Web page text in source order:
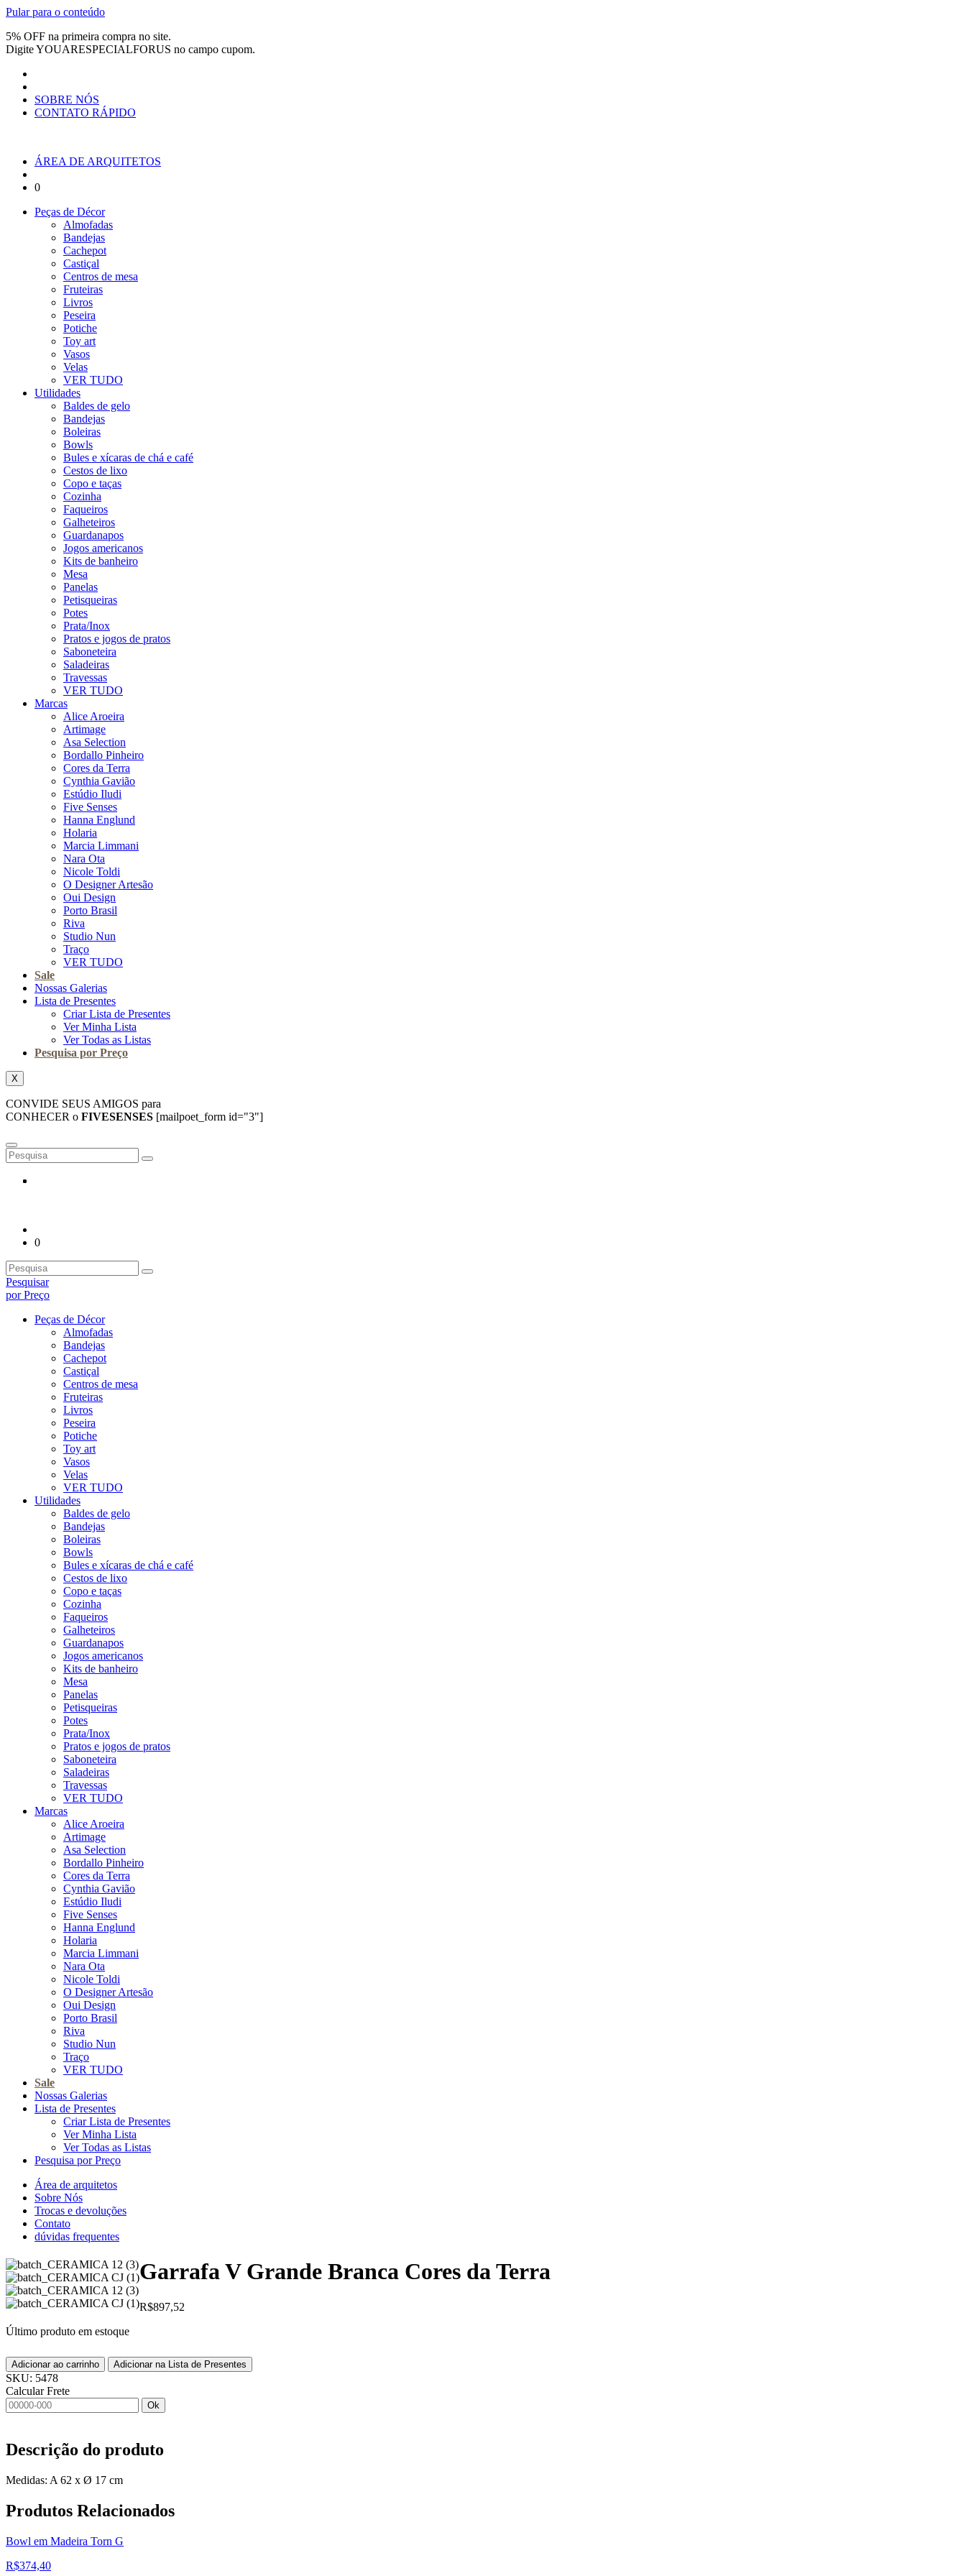
Pular para o conteúdo
5% OFF na primeira compra no site.
DigiteYOUARESPECIALFORUS no campo cupom.
SOBRE NÓS
CONTATO RÁPIDO
ÁREA DE ARQUITETOS
0
Peças de Décor
Almofadas
Bandejas
Cachepot
Castiçal
Centros de mesa
Fruteiras
Livros
Peseira
Potiche
Toy art
Vasos
Velas
VER TUDO
Utilidades
Baldes de gelo
Bandejas
Boleiras
Bowls
Bules e xícaras de chá e café
Cestos de lixo
Copo e taças
Cozinha
Faqueiros
Galheteiros
Guardanapos
Jogos americanos
Kits de banheiro
Mesa
Panelas
Petisqueiras
Potes
Prata/Inox
Pratos e jogos de pratos
Saboneteira
Saladeiras
Travessas
VER TUDO
Marcas
Alice Aroeira
Artimage
Asa Selection
Bordallo Pinheiro
Cores da Terra
Cynthia Gavião
Estúdio Iludi
Five Senses
Hanna Englund
Holaria
Marcia Limmani
Nara Ota
Nicole Toldi
O Designer Artesão
Oui Design
Porto Brasil
Riva
Studio Nun
Traço
VER TUDO
Sale
Nossas Galerias
Lista de Presentes
Criar Lista de Presentes
Ver Minha Lista
Ver Todas as Listas
Pesquisa por Preço
X
CONVIDE SEUS AMIGOS para
CONHECER o FIVESENSES [mailpoet_form id="3"]
0
Pesquisar
por Preço
Peças de Décor
Almofadas
Bandejas
Cachepot
Castiçal
Centros de mesa
Fruteiras
Livros
Peseira
Potiche
Toy art
Vasos
Velas
VER TUDO
Utilidades
Baldes de gelo
Bandejas
Boleiras
Bowls
Bules e xícaras de chá e café
Cestos de lixo
Copo e taças
Cozinha
Faqueiros
Galheteiros
Guardanapos
Jogos americanos
Kits de banheiro
Mesa
Panelas
Petisqueiras
Potes
Prata/Inox
Pratos e jogos de pratos
Saboneteira
Saladeiras
Travessas
VER TUDO
Marcas
Alice Aroeira
Artimage
Asa Selection
Bordallo Pinheiro
Cores da Terra
Cynthia Gavião
Estúdio Iludi
Five Senses
Hanna Englund
Holaria
Marcia Limmani
Nara Ota
Nicole Toldi
O Designer Artesão
Oui Design
Porto Brasil
Riva
Studio Nun
Traço
VER TUDO
Sale
Nossas Galerias
Lista de Presentes
Criar Lista de Presentes
Ver Minha Lista
Ver Todas as Listas
Pesquisa por Preço
Área de arquitetos
Sobre Nós
Trocas e devoluções
Contato
dúvidas frequentes
Garrafa V Grande Branca Cores da Terra
R$897,52
Último produto em estoque
Adicionar ao carrinho Adicionar na Lista de Presentes
SKU: 5478
Calcular Frete
Ok
Descrição do produto
Medidas: A 62 x Ø 17 cm
Produtos Relacionados
Bowl em Madeira Torn G
R$374,40